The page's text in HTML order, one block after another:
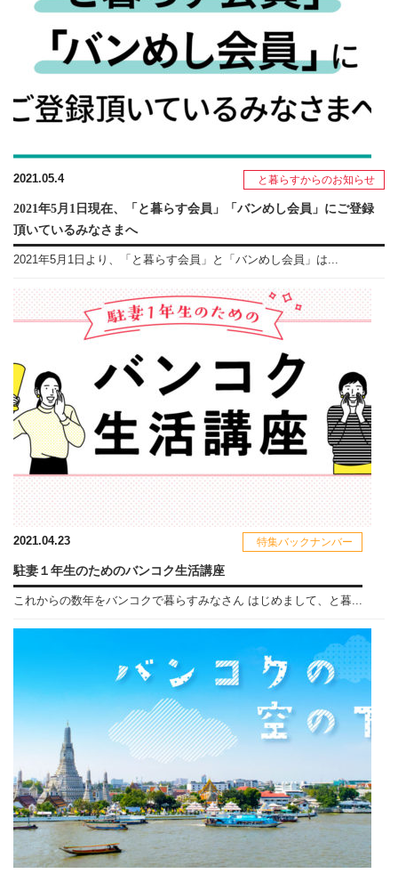
2021.05.4 と暮らすからのお知らせ
2021年5月1日現在、「と暮らす会員」「バンめし会員」にご登録
頂いているみなさまへ
2021年5月1日より、「と暮らす会員」と「バンめし会員」は...
2021.04.23 特集バックナンバー
駐妻１年生のためのバンコク生活講座
これからの数年をバンコクで暮らすみなさん はじめまして、と暮...